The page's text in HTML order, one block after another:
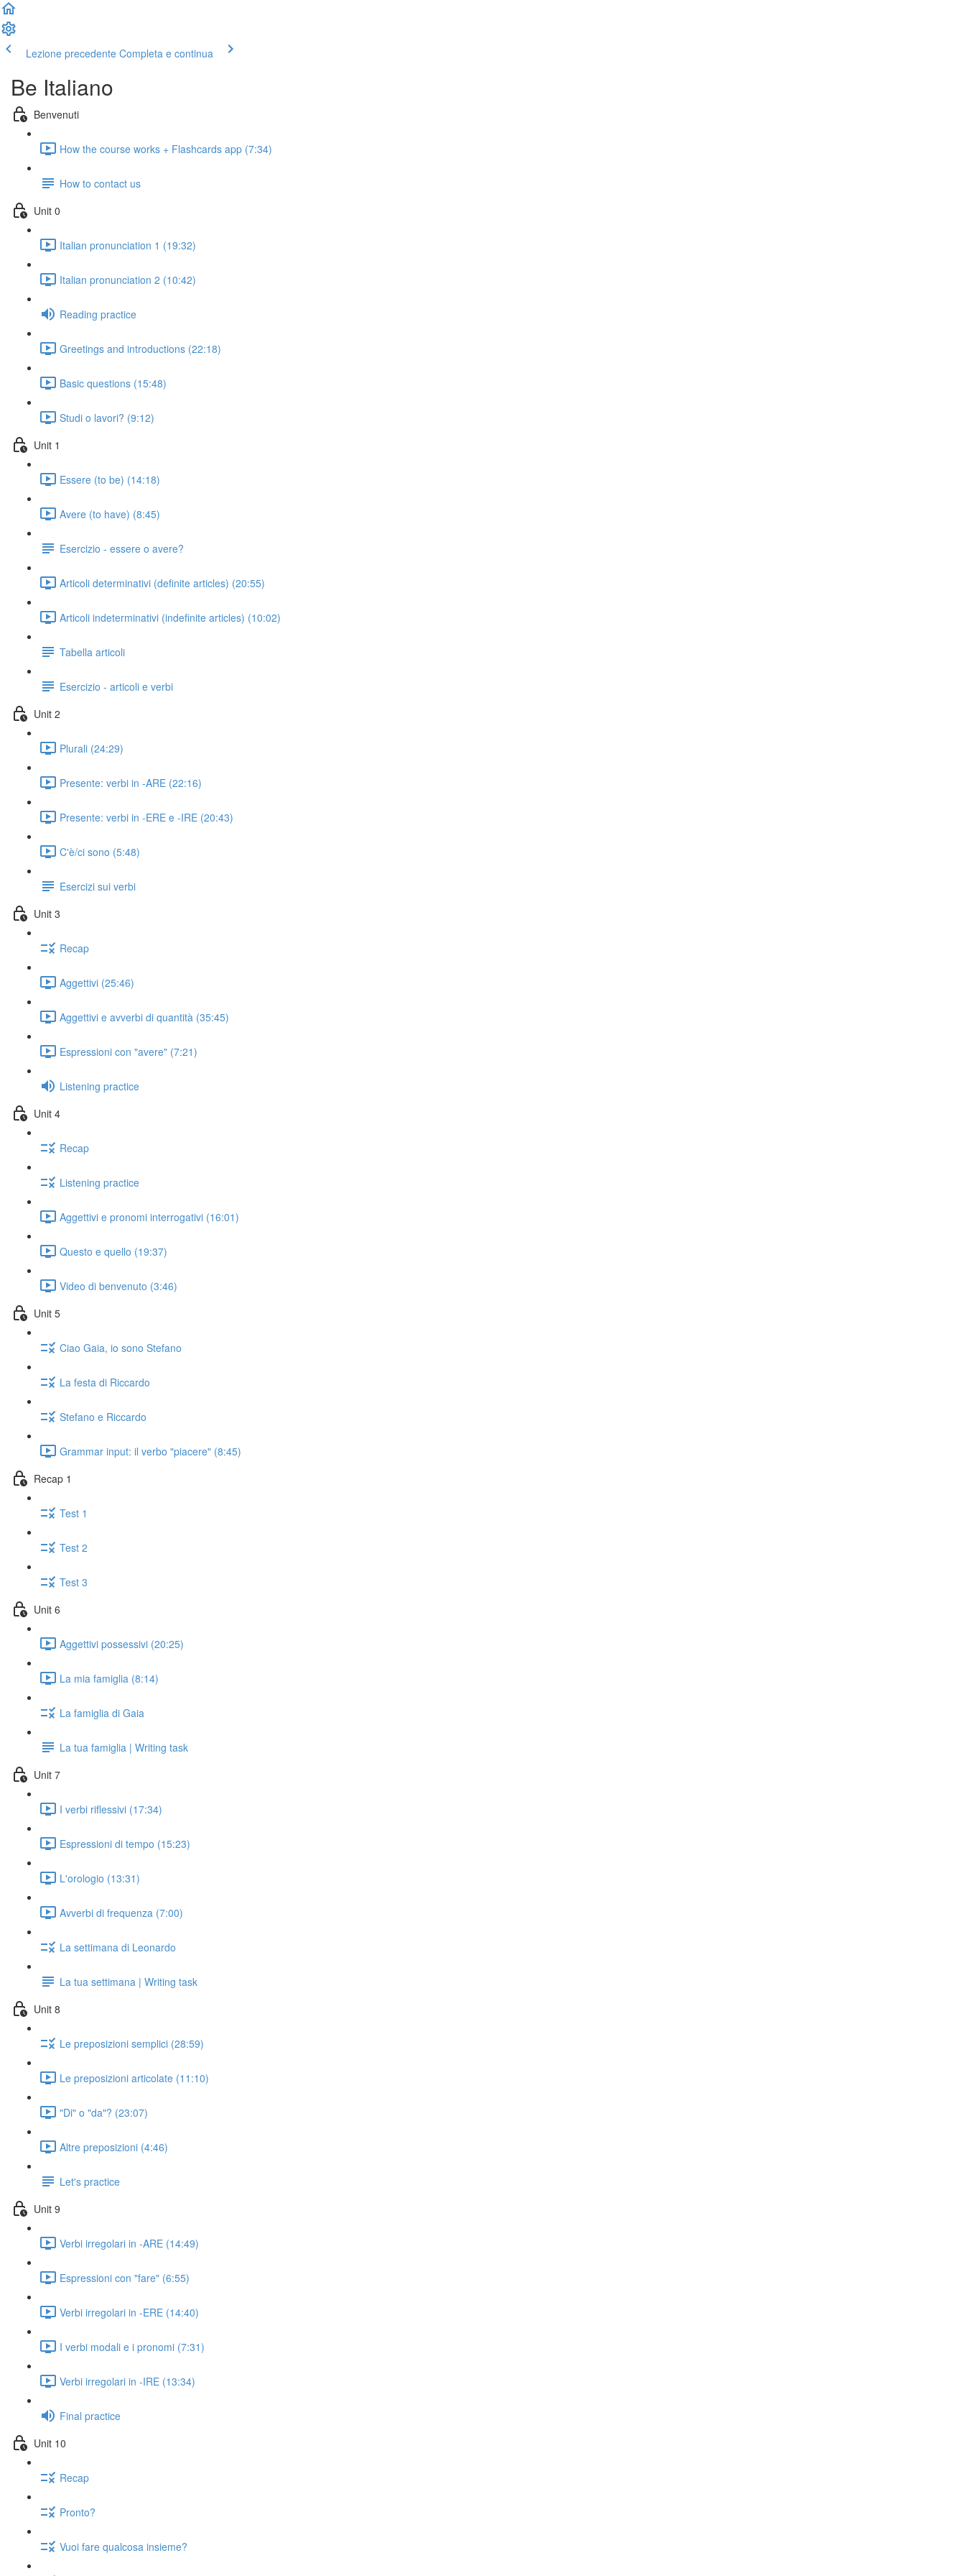
Lezione precedente Completa e continua
Be Italiano
Benvenuti
How the course works + Flashcards app (7:34)
How to contact us
Unit 0
Italian pronunciation 1 (19:32)
Italian pronunciation 2 (10:42)
Reading practice
Greetings and introductions (22:18)
Basic questions (15:48)
Studi o lavori? (9:12)
Unit 1
Essere (to be) (14:18)
Avere (to have) (8:45)
Esercizio - essere o avere?
Articoli determinativi (definite articles) (20:55)
Articoli indeterminativi (indefinite articles) (10:02)
Tabella articoli
Esercizio - articoli e verbi
Unit 2
Plurali (24:29)
Presente: verbi in -ARE (22:16)
Presente: verbi in -ERE e -IRE (20:43)
C'è/ci sono (5:48)
Esercizi sui verbi
Unit 3
Recap
Aggettivi (25:46)
Aggettivi e avverbi di quantità (35:45)
Espressioni con "avere" (7:21)
Listening practice
Unit 4
Recap
Listening practice
Aggettivi e pronomi interrogativi (16:01)
Questo e quello (19:37)
Video di benvenuto (3:46)
Unit 5
Ciao Gaia, io sono Stefano
La festa di Riccardo
Stefano e Riccardo
Grammar input: il verbo "piacere" (8:45)
Recap 1
Test 1
Test 2
Test 3
Unit 6
Aggettivi possessivi (20:25)
La mia famiglia (8:14)
La famiglia di Gaia
La tua famiglia | Writing task
Unit 7
I verbi riflessivi (17:34)
Espressioni di tempo (15:23)
L'orologio (13:31)
Avverbi di frequenza (7:00)
La settimana di Leonardo
La tua settimana | Writing task
Unit 8
Le preposizioni semplici (28:59)
Le preposizioni articolate (11:10)
"Di" o "da"? (23:07)
Altre preposizioni (4:46)
Let's practice
Unit 9
Verbi irregolari in -ARE (14:49)
Espressioni con "fare" (6:55)
Verbi irregolari in -ERE (14:40)
I verbi modali e i pronomi (7:31)
Verbi irregolari in -IRE (13:34)
Final practice
Unit 10
Recap
Pronto?
Vuoi fare qualcosa insieme?